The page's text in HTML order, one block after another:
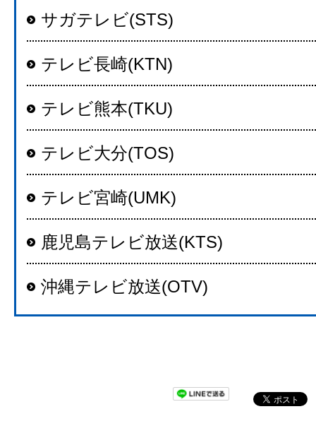
サガテレビ(STS)
テレビ長崎(KTN)
テレビ熊本(TKU)
テレビ大分(TOS)
テレビ宮崎(UMK)
鹿児島テレビ放送(KTS)
沖縄テレビ放送(OTV)